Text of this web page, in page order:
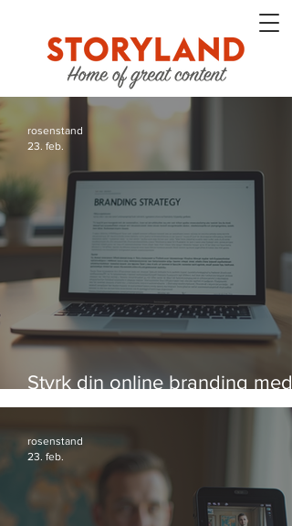
Styrk din online branding med
strategier, der virker
rosenstand
23. feb.
rosenstand
23. feb.